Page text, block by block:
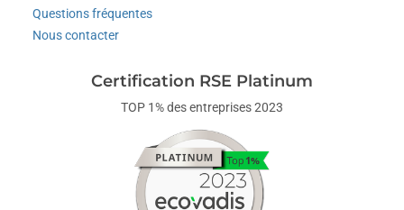
Questions fréquentes
Nous contacter
Certification RSE Platinum
TOP 1% des entreprises 2023